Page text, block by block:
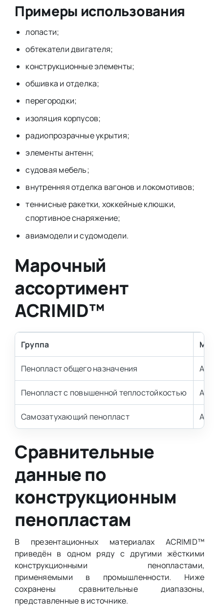
Примеры использования
лопасти;
обтекатели двигателя;
конструкционные элементы;
обшивка и отделка;
перегородки;
изоляция корпусов;
радиопрозрачные укрытия;
элементы антенн;
судовая мебель;
внутренняя отделка вагонов и локомотивов;
теннисные ракетки, хоккейные клюшки,
спортивное снаряжение;
авиамодели и судомодели.
Марочный
ассортимент
ACRIMID™
Группа
Пенопласт общего назначения
Пенопласт с повышенной теплостойкостью
Самозатухающий пенопласт
Сравнительные
данные по
конструкционным
пенопластам
В презентационных материалах ACRIMID™
приведён в одном ряду с другими жёсткими
конструкционными пенопластами,
применяемыми в промышленности. Ниже
сохранены сравнительные диапазоны,
представленные в источнике.